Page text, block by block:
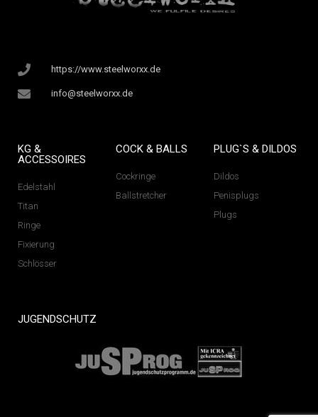
https://www.steelworxx.de
info@steelworxx.de
KG &
ACCESSOIRES
Edelstahl
Titan
Ringe
Fixierung
Schlösser
COCK & BALLS
Cockringe
Ballstretcher
PLUG`S & DILDOS
Dildos
Penisplugs
Plugs
JUGENDSCHUTZ